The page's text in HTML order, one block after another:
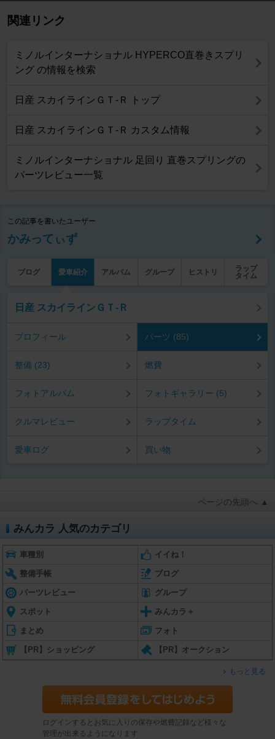
関連リンク
ミノルインターナショナル HYPERCO直巻きスプリ
ング の情報を検索
日産 スカイラインＧＴ‐Ｒ トップ
日産 スカイラインＧＴ‐Ｒ カスタム情報
ミノルインターナショナル 足回り 直巻スプリングの
パーツレビュー一覧
この記事を書いたユーザー
かみってぃず
ブログ 愛車紹介 アルバム グループ ヒストリ
ラップ
タイム
日産 スカイラインＧＴ‐Ｒ
プロフィール パーツ (85)
整備 (23) 燃費
フォトアルバム フォトギャラリー (5)
クルマレビュー ラップタイム
愛車ログ 買い物
ページの先頭へ ▲
みんカラ 人気のカテゴリ
車種別 イイね！
整備手帳 ブログ
パーツレビュー グループ
スポット みんカラ＋
まとめ フォト
【PR】ショッピング 【PR】オークション
もっと見る
ログインするとお気に入りの保存や燃費記録など様々な
管理が出来るようになります